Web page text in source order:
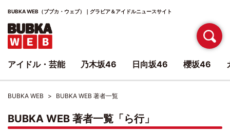
BUBKA WEB（ブブカ・ウェブ）｜グラビア＆アイドルニュースサイト
BUBKA WEB BUBKA WEB 著者一覧
BUBKA WEB 著者一覧「ら行」
アイドル・芸能 乃木坂46 日向坂46 櫻坂46